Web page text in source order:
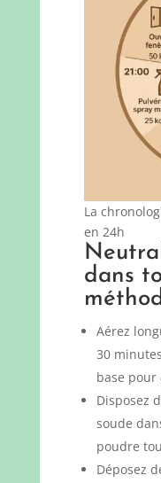
La
en 24h
dans
Aérez
30
base
Disposez
soude
poudre
Déposez